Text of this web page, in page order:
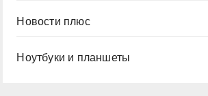
Новости плюс
Ноутбуки и планшеты